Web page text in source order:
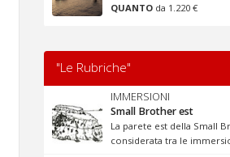
QUANTO da 1.220 €
"Le Rubriche"
IMMERSIONI
Small Brother est
La parete est della Small
considerata tra le